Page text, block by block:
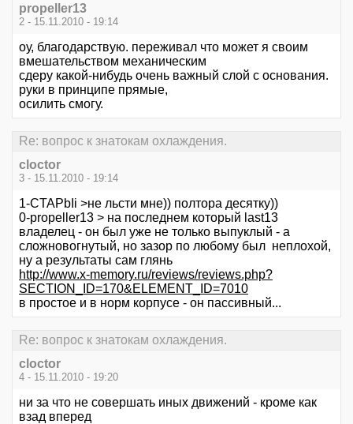
propeller13
2 - 15.11.2010 - 19:14
оу, благодарствую. переживал что может я своим
вмешательством механическим
сдеру какой-нибудь очень важный слой с основания.
руки в принципе прямые,
осилить смогу.
Re: вопрос к знатокам охлаждения.
cloctor
3 - 15.11.2010 - 19:14
1-CTAPbIi >не льсти мне)) полтора десятку))
0-propeller13 > на последнем который last13
владелец - он был уже не только выпуклый - а
сложновогнутый, но зазор по любому был неплохой,
ну а результаты сам глянь
http://www.x-memory.ru/reviews/reviews.php?
SECTION_ID=170&ELEMENT_ID=7010
в простое и в норм корпусе - он пассивный...
Re: вопрос к знатокам охлаждения.
cloctor
4 - 15.11.2010 - 19:20
ни за что не совершать иных движений - кроме как
взад вперед